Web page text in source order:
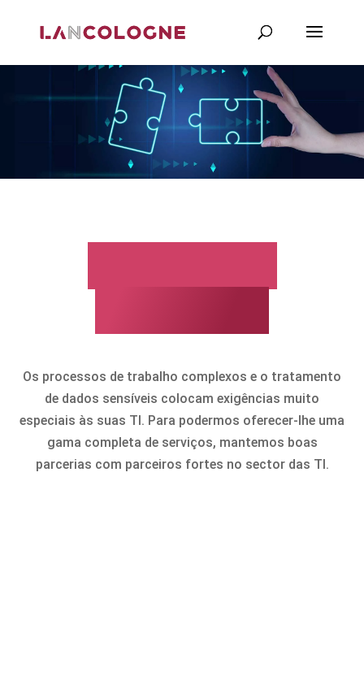
Os processos de trabalho complexos e o tratamento
de dados sensíveis colocam exigências muito
especiais às suas TI. Para podermos oferecer-lhe uma
gama completa de serviços, mantemos boas
parcerias com parceiros fortes no sector das TI.